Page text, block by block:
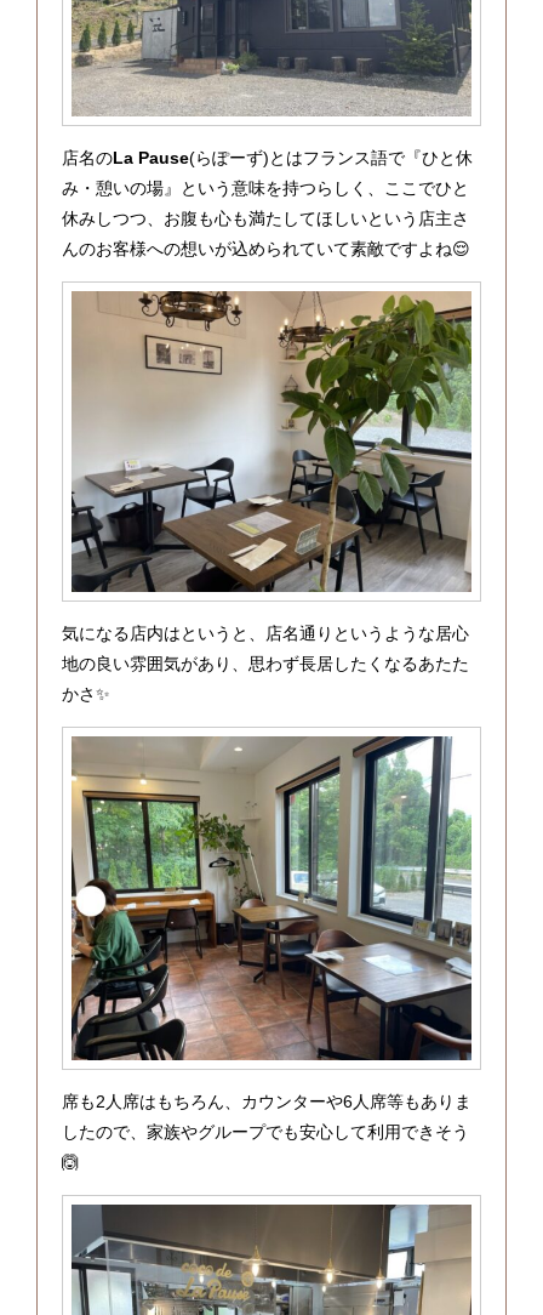
店名のLa Pause(らぽーず)とはフランス語で『ひと休
み・憩いの場』という意味を持つらしく、ここでひと
休みしつつ、お腹も心も満たしてほしいという店主さ
んのお客様への想いが込められていて素敵ですよね😌
気になる店内はというと、店名通りというような居心
地の良い雰囲気があり、思わず長居したくなるあたた
かさ✨
席も2人席はもちろん、カウンターや6人席等もありま
したので、家族やグループでも安心して利用できそう
🙆